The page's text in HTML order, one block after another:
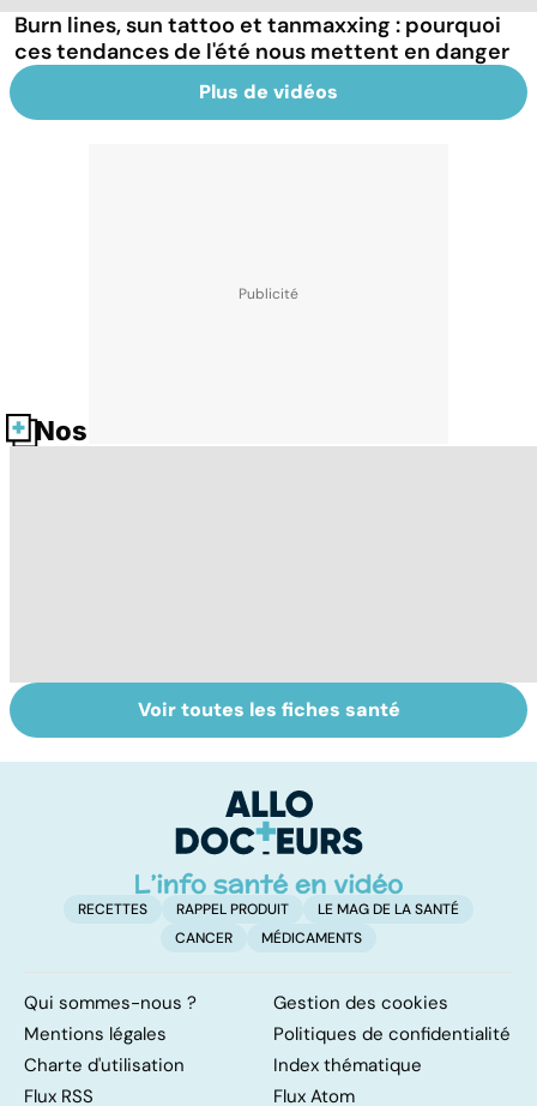
Burn lines, sun tattoo et tanmaxxing : pourquoi
ces tendances de l'été nous mettent en danger
Plus de vidéos
Nos fiches santé
Tout savoir sur
les infections
Inflammation des
amygdales : que
d'angine ?
Voir toutes les fiches santé
RECETTES RAPPEL PRODUIT
LE MAG DE LA SANTÉ
CANCER
MÉDICAMENTS
Qui sommes-nous ?
Gestion des cookies
Mentions légales
Politiques de confidentialité
Charte d'utilisation
Index thématique
Flux RSS
Flux Atom